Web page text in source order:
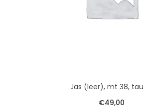
Jas (leer), mt 38,
€49,00